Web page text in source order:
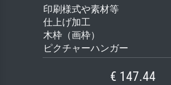
印刷様式や素材等
仕上げ加工
木枠（画枠）
ピクチャーハンガー
€ 147.44